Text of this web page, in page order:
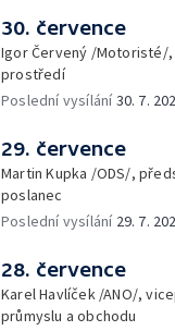
30. července
Igor Červený /Motoristé/
prostředí
Poslední vysílání30. 7.
29. července
Martin Kupka /ODS/,
poslanec
Poslední vysílání 29. 7.
28. července
Karel Havlíček /ANO/,
průmyslu a obchodu